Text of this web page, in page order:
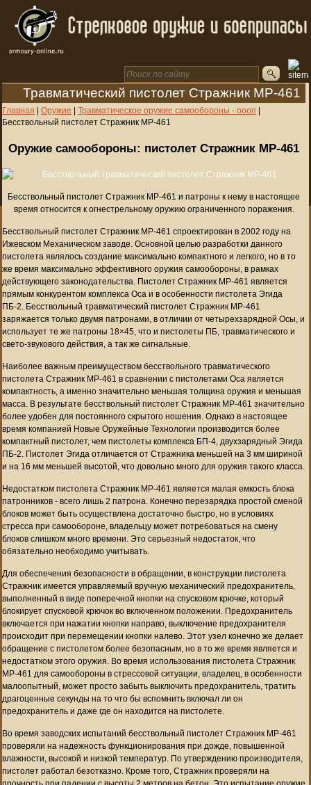
Травматический пистолет Стражник МР-461
Главная | Оружие | Травматическое оружие самообороны - оооп |
Бесствольный пистолет Стражник МР-461
Оружие самообороны: пистолет Стражник МР-461
Бесствольный пистолет Стражник МР-461 и патроны к нему в настоящее
время относится к огнестрельному оружию ограниченного поражения.
Бесствольный пистолет Стражник МР-461 спроектирован в 2002 году на
Ижевском Механическом заводе. Основной целью разработки данного
пистолета являлось создание максимально компактного и легкого, но в то
же время максимально эффективного оружия самообороны, в рамках
действующего законодательства. Пистолет Стражник МР-461 является
прямым конкурентом комплекса Оса и в особенности пистолета Эгида
ПБ-2. Бесствольный травматический пистолет Стражник МР-461
заряжается только двумя патронами, в отличии от четырехзарядной Осы, и
использует те же патроны 18×45, что и пистолеты ПБ, травматического и
свето-звукового действия, а так же сигнальные.
Наиболее важным преимуществом бесствольного травматического
пистолета Стражник МР-461 в сравнении с пистолетами Оса является
компактность, а именно значительно меньшая толщина оружия и меньшая
масса. В результате бесствольный пистолет Стражник МР-461 значительно
более удобен для постоянного скрытого ношения. Однако в настоящее
время компанией Новые Оружейные Технологии производится более
компактный пистолет, чем пистолеты комплекса БП-4, двухзарядный Эгида
ПБ-2. Пистолет Эгида отличается от Стражника меньшей на 3 мм шириной
и на 16 мм меньшей высотой, что довольно много для оружия такого класса.
Недостатком пистолета Стражник МР-461 является малая емкость блока
патронников - всего лишь 2 патрона. Конечно перезарядка простой сменой
блоков может быть осуществлена достаточно быстро, но в условиях
стресса при самообороне, владельцу может потребоваться на смену
блоков слишком много времени. Это серьезный недостаток, что
обязательно необходимо учитывать.
Для обеспечения безопасности в обращении, в конструкции пистолета
Стражник имеется управляемый вручную механический предохранитель,
выполненный в виде поперечной кнопки на спусковом крючке, который
блокирует спусковой крючок во включенном положении. Предохранитель
включается при нажатии кнопки направо, выключение предохранителя
происходит при перемещении кнопки налево. Этот узел конечно же делает
обращение с пистолетом более безопасным, но в то же время является и
недостатком этого оружия. Во время использования пистолета Стражник
МР-461 для самообороны в стрессовой ситуации, владелец, в особенности
малоопытный, может просто забыть выключить предохранитель, тратить
драгоценные секунды на то что бы вспомнить включал ли он
предохранитель и даже где он находится на пистолете.
Во время заводских испытаний бесствольный пистолет Стражник МР-461
проверяли на надежность функционирования при дожде, повышенной
влажности, высокой и низкой температур. По утверждению производителя,
пистолет работал безотказно. Кроме того, Стражник проверяли на